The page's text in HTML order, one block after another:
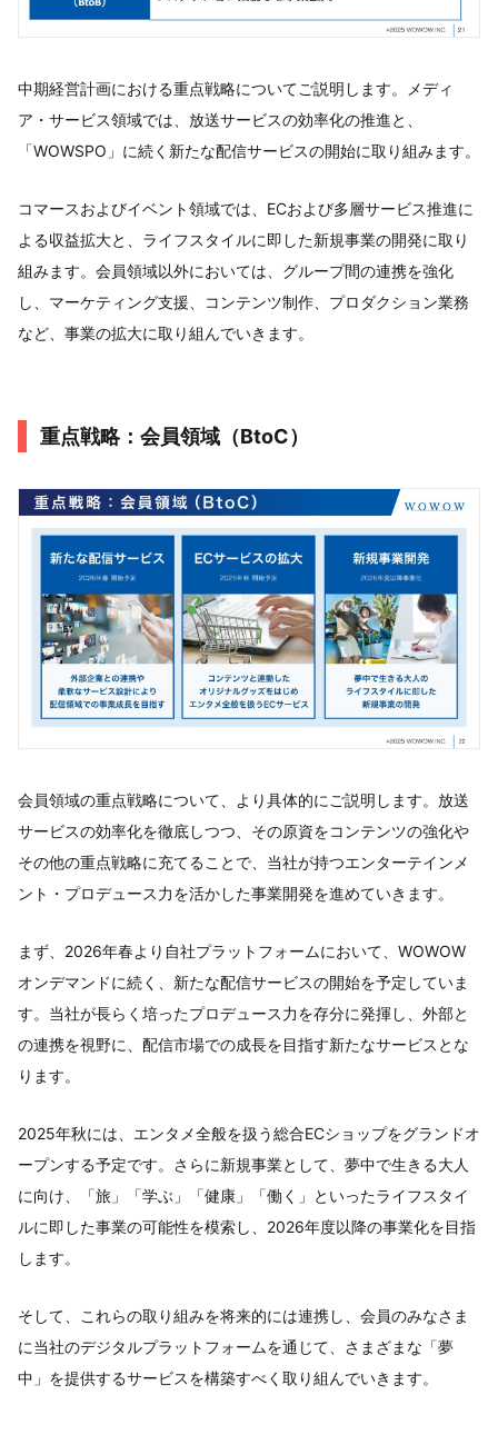
中期経営計画における重点戦略についてご説明します。メディ
ア・サービス領域では、放送サービスの効率化の推進と、
「WOWSPO」に続く新たな配信サービスの開始に取り組みます。
コマースおよびイベント領域では、ECおよび多層サービス推進に
よる収益拡大と、ライフスタイルに即した新規事業の開発に取り
組みます。会員領域以外においては、グループ間の連携を強化
し、マーケティング支援、コンテンツ制作、プロダクション業務
など、事業の拡大に取り組んでいきます。
重点戦略：会員領域（BtoC）
会員領域の重点戦略について、より具体的にご説明します。放送
サービスの効率化を徹底しつつ、その原資をコンテンツの強化や
その他の重点戦略に充てることで、当社が持つエンターテインメ
ント・プロデュース力を活かした事業開発を進めていきます。
まず、2026年春より自社プラットフォームにおいて、WOWOW
オンデマンドに続く、新たな配信サービスの開始を予定していま
す。当社が長らく培ったプロデュース力を存分に発揮し、外部と
の連携を視野に、配信市場での成長を目指す新たなサービスとな
ります。
2025年秋には、エンタメ全般を扱う総合ECショップをグランドオ
ープンする予定です。さらに新規事業として、夢中で生きる大人
に向け、「旅」「学ぶ」「健康」「働く」といったライフスタイ
ルに即した事業の可能性を模索し、2026年度以降の事業化を目指
します。
そして、これらの取り組みを将来的には連携し、会員のみなさま
に当社のデジタルプラットフォームを通じて、さまざまな「夢
中」を提供するサービスを構築すべく取り組んでいきます。